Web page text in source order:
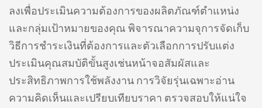
ลงเพื่อประเมินความต้องการของผลิตภัณฑ์ตำแหน่ง
และกลุ่มเป้าหมายของคุณ พิจารณาความจุการจัดเก็บ
วิธีการชำระเงินที่ต้องการและตัวเลือกการปรับแต่ง
ประเมินคุณสมบัติขั้นสูงเช่นหน้าจอสัมผัสและ
ประสิทธิภาพการใช้พลังงาน การวิจัยรุ่นเฉพาะอ่าน
ความคิดเห็นและเปรียบเทียบราคา ตรวจสอบให้แน่ใจ